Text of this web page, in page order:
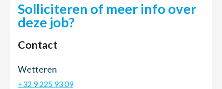
Solliciteren of meer info over
deze job?
Contact
Wetteren
+32 9 225 93 09